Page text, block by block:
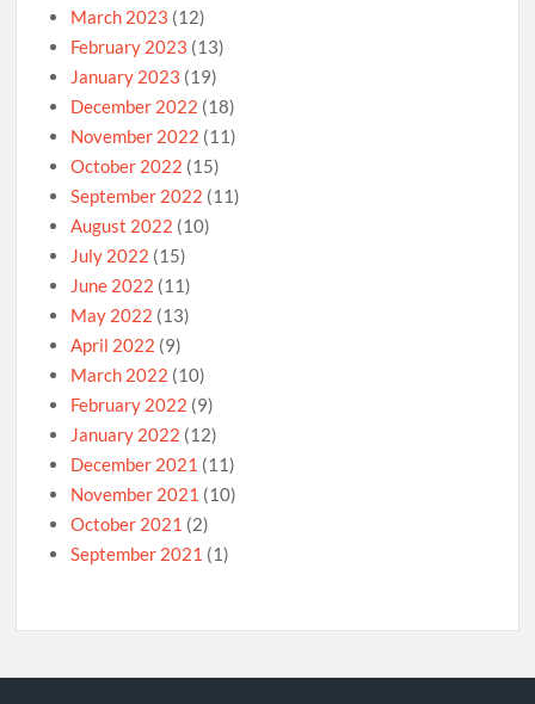
March 2023 (12)
February 2023 (13)
January 2023 (19)
December 2022 (18)
November 2022 (11)
October 2022 (15)
September 2022 (11)
August 2022 (10)
July 2022 (15)
June 2022 (11)
May 2022 (13)
April 2022 (9)
March 2022 (10)
February 2022 (9)
January 2022 (12)
December 2021 (11)
November 2021 (10)
October 2021 (2)
September 2021 (1)